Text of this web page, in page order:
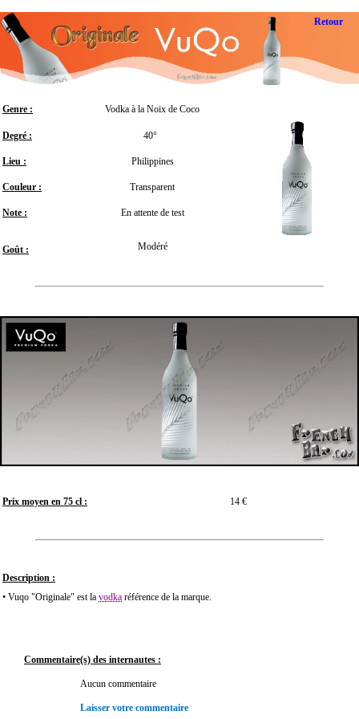
Retour
Genre : Vodka à la Noix de Coco
Degré : 40°
Lieu : Philippines
Couleur : Transparent
Note : En attente de test
Goût : Modéré
Prix moyen en 75 cl : 14 €
Description :
• Vuqo "Originale" est la vodka référence de la marque.
Commentaire(s) des internautes :
Aucun commentaire
Laisser votre commentaire